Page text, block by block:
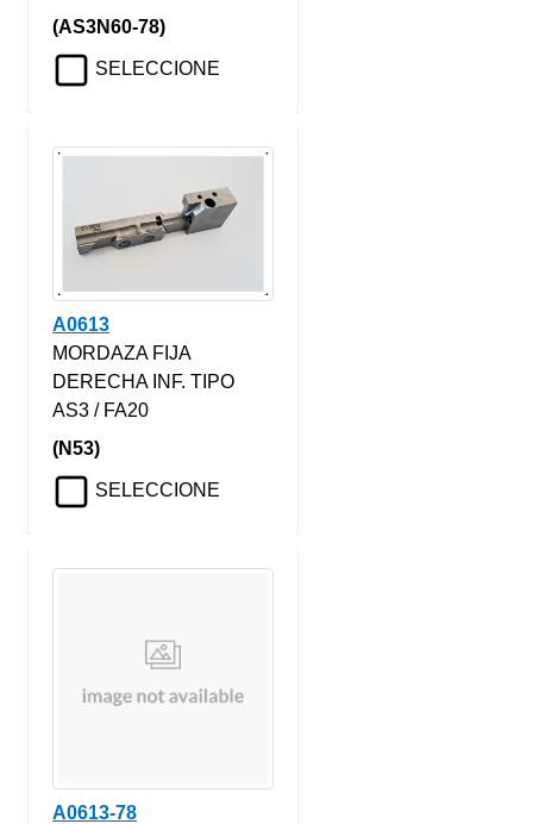
(AS3N60-78)
SELECCIONE
A0613
MORDAZA FIJA
DERECHA INF. TIPO
AS3 / FA20
(N53)
SELECCIONE
A0613-78